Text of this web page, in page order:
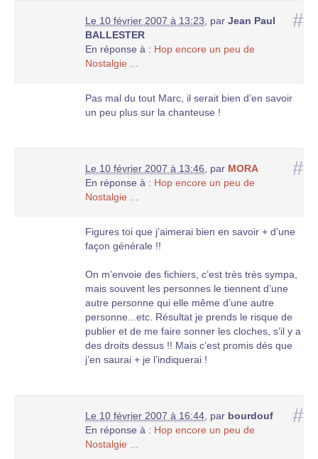
#
Le 10 février 2007 à 13:23 par Jean Paul
BALLESTER
En réponse à : Hop encore un peu de
Nostalgie ...
Pas mal du tout Marc, il serait bien d’en savoir
un peu plus sur la chanteuse !
#
Le 10 février 2007 à 13:46 par MORA
En réponse à : Hop encore un peu de
Nostalgie ...
Figures toi que j’aimerai bien en savoir + d’une
façon générale !!
On m’envoie des fichiers, c’est très très sympa,
mais souvent les personnes le tiennent d’une
autre personne qui elle même d’une autre
personne...etc. Résultat je prends le risque de
publier et de me faire sonner les cloches, s’il y a
des droits dessus !! Mais c’est promis dés que
j’en saurai + je l’indiquerai !
#
Le 10 février 2007 à 16:44 par bourdouf
En réponse à : Hop encore un peu de
Nostalgie ...